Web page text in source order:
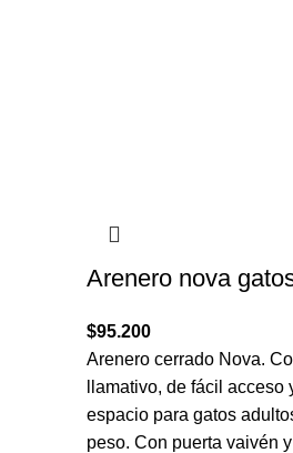
Arenero nova
$95.200
Arenero cerrado Nova.
llamativo, de fácil acceso
espacio para gatos
peso. Con puerta vaivén